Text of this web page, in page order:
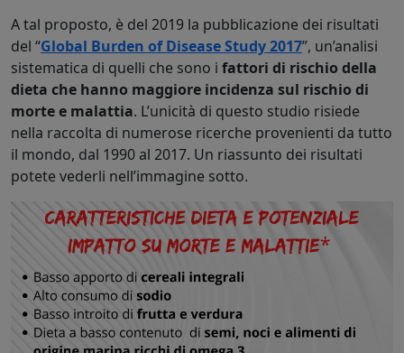
A tal proposto, è del 2019 la pubblicazione dei risultati
del “Global Burden of Disease Study 2017”, un’analisi
sistematica di quelli che sono i fattori di rischio della
dieta che hanno maggiore incidenza sul rischio di
morte e malattia. L’unicità di questo studio risiede
nella raccolta di numerose ricerche provenienti da tutto
il mondo, dal 1990 al 2017. Un riassunto dei risultati
potete vederli nell’immagine sotto.